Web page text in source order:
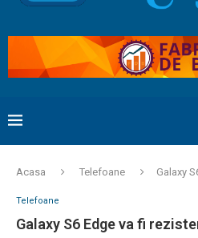
Acasa Telefoane Galaxy
Telefoane
Galaxy S6 Edge va fi